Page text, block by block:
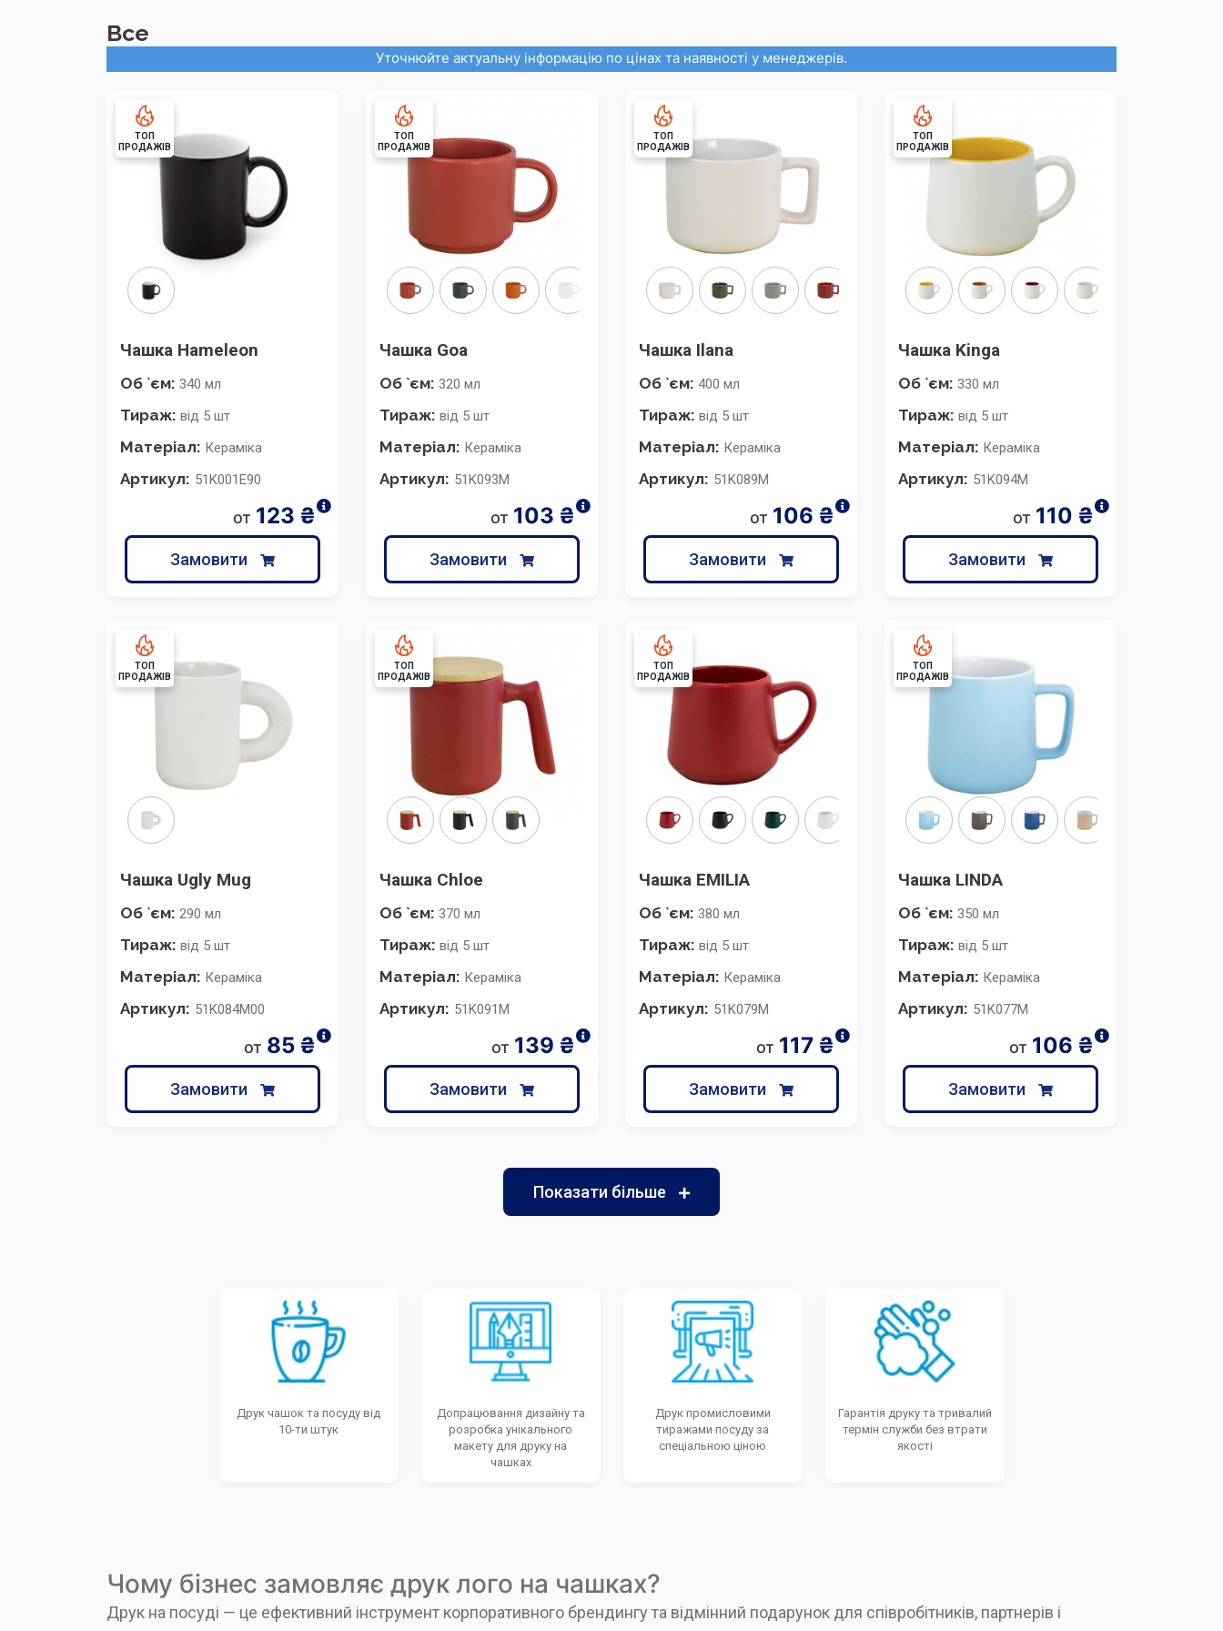
Все
Уточнюйте актуальну інформацію по цінах та наявності у менеджерів.
Чашка Hameleon
Об `єм: 340 мл
Тираж: від 5 шт
Матеріал: Кераміка
Артикул: 51K001E90
от 123 ₴
Замовити
ТОП
ПРОДАЖІВ
Чашка Goa
Об `єм: 320 мл
Тираж: від 5 шт
Матеріал: Кераміка
Артикул: 51K093M
от 103 ₴
Замовити
ТОП
ПРОДАЖІВ
Чашка Ilana
Об `єм: 400 мл
Тираж: від 5 шт
Матеріал: Кераміка
Артикул: 51K089M
от 106 ₴
Замовити
ТОП
ПРОДАЖІВ
Чашка Kinga
Об `єм: 330 мл
Тираж: від 5 шт
Матеріал: Кераміка
Артикул: 51K094M
от 110 ₴
Замовити
ТОП
ПРОДАЖІВ
Чашка Ugly Mug
Об `єм: 290 мл
Тираж: від 5 шт
Матеріал: Кераміка
Артикул: 51K084M00
от 85 ₴
Замовити
ТОП
ПРОДАЖІВ
Чашка Chloe
Об `єм: 370 мл
Тираж: від 5 шт
Матеріал: Кераміка
Артикул: 51K091M
от 139 ₴
Замовити
ТОП
ПРОДАЖІВ
Чашка EMILIA
Об `єм: 380 мл
Тираж: від 5 шт
Матеріал: Кераміка
Артикул: 51K079M
от 117 ₴
Замовити
ТОП
ПРОДАЖІВ
Чашка LINDA
Об `єм: 350 мл
Тираж: від 5 шт
Матеріал: Кераміка
Артикул: 51K077M
от 106 ₴
Замовити
ТОП
ПРОДАЖІВ
Показати більше
Друк чашок та посуду від
10-ти штук
Допрацювання дизайну та
розробка унікального
макету для друку на
чашках
Друк промисловими
тиражами посуду за
спеціальною ціною
Гарантія друку та тривалий
термін служби без втрати
якості
Чому бізнес замовляє друк лого на чашках?
Друк на посуді — це ефективний інструмент корпоративного брендингу та відмінний подарунок для співробітників, партнерів і